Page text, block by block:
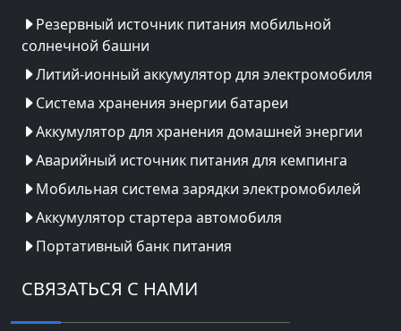
Резервный источник питания мобильной
солнечной башни
Литий-ионный аккумулятор для электромобиля
Система хранения энергии батареи
Аккумулятор для хранения домашней энергии
Аварийный источник питания для кемпинга
Мобильная система зарядки электромобилей
Аккумулятор стартера автомобиля
Портативный банк питания
СВЯЗАТЬСЯ С НАМИ